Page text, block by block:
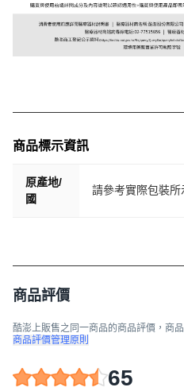
商品標示資訊
原產地/
國
請參考實際包裝所
商品評價
酷澎上販售之同一商品的商品評價，商
商品評價管理原則
65